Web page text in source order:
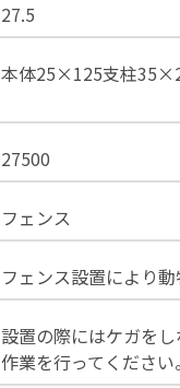
27.5
本体25×125支柱
27500
フェンス
フェンス設置により
設置の際にはケガを
作業を行ってください